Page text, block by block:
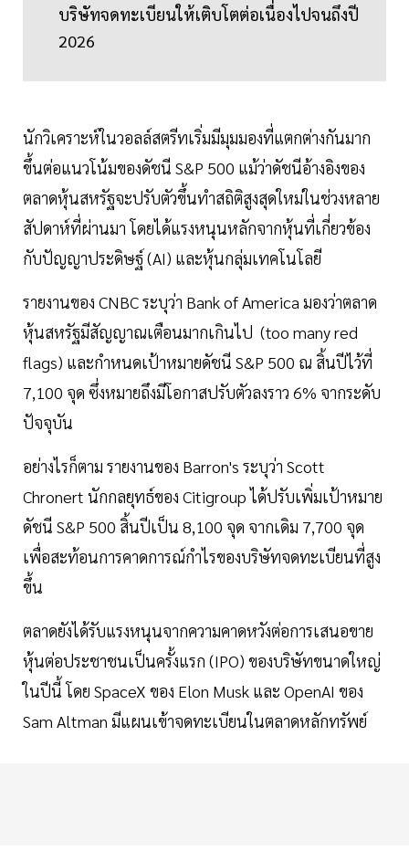
บริษัทจดทะเบียนให้เติบโตต่อเนื่องไปจนถึงปี
2026
นักวิเคราะห์ในวอลล์สตรีทเริ่มมีมุมมองที่แตกต่างกันมาก
ขึ้นต่อแนวโน้มของดัชนี S&P 500 แม้ว่าดัชนีอ้างอิงของ
ตลาดหุ้นสหรัฐจะปรับตัวขึ้นทำสถิติสูงสุดใหม่ในช่วงหลาย
สัปดาห์ที่ผ่านมา โดยได้แรงหนุนหลักจากหุ้นที่เกี่ยวข้อง
กับปัญญาประดิษฐ์ (AI) และหุ้นกลุ่มเทคโนโลยี
รายงานของ CNBC ระบุว่า Bank of America มองว่าตลาด
หุ้นสหรัฐมีสัญญาณเตือนมากเกินไป (too many red
flags) และกำหนดเป้าหมายดัชนี S&P 500 ณ สิ้นปีไว้ที่
7,100 จุด ซึ่งหมายถึงมีโอกาสปรับตัวลงราว 6% จากระดับ
ปัจจุบัน
อย่างไรก็ตาม รายงานของ Barron's ระบุว่า Scott
Chronert นักกลยุทธ์ของ Citigroup ได้ปรับเพิ่มเป้าหมาย
ดัชนี S&P 500 สิ้นปีเป็น 8,100 จุด จากเดิม 7,700 จุด
เพื่อสะท้อนการคาดการณ์กำไรของบริษัทจดทะเบียนที่สูง
ขึ้น
ตลาดยังได้รับแรงหนุนจากความคาดหวังต่อการเสนอขาย
หุ้นต่อประชาชนเป็นครั้งแรก (IPO) ของบริษัทขนาดใหญ่
ในปีนี้ โดย SpaceX ของ Elon Musk และ OpenAI ของ
Sam Altman มีแผนเข้าจดทะเบียนในตลาดหลักทรัพย์